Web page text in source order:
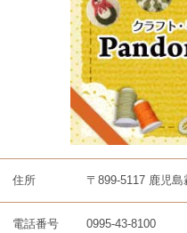
住所 〒899-5117 鹿児
電話番号 0995-43-8100